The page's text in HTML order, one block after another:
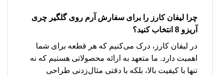
چرا لیفان کارز را برای سفارش آرم روی گلگیر چری
آریزو 8
انتخاب کنید؟
در لیفان کارز، درک می‌کنیم که هر قطعه برای شما
اهمیت دارد. ما متعهد به ارائه محصولاتی هستیم که نه
تنها با کیفیت بالا، بلکه با دقتی مثال‌زدنی طراحی